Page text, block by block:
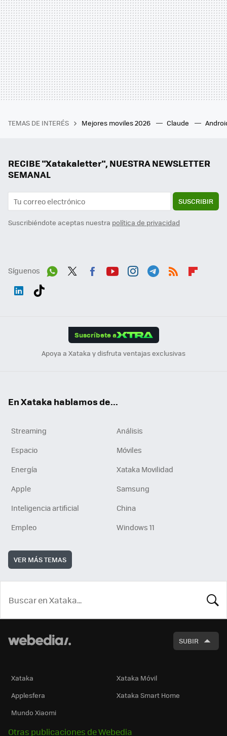
TEMAS DE INTERÉS Mejores moviles 2026 Claude
RECIBE "Xatakaletter", NUESTRA NEWSLETTER
SEMANAL
SUSCRIBIR
Suscribiéndote aceptas nuestra política de privacidad
Síguenos
Suscríbete a
Apoya a Xataka y disfruta ventajas exclusivas
En Xataka hablamos de...
Streaming
Análisis
Espacio
Móviles
Energía
Xataka Movilidad
Apple
Samsung
Inteligencia artificial
China
Empleo
Windows 11
VER MÁS TEMAS
SUBIR
Xataka
Xataka Móvil
Applesfera
Xataka Smart Home
Mundo Xiaomi
Otras publicaciones de Webedia